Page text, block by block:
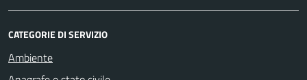
CATEGORIE DI SERVIZIO
Ambiente